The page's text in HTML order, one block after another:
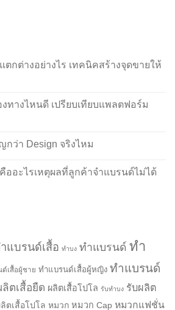
ตกต่างอย่างไร เทคนิคสร้างจุดขายให้
ทางไหนดี เปรียบเทียบแพลตฟอร์ม
กว่า Design จริงไหม
คืออะไรเหตุผลที่ลูกค้าจำแบรนด์ไม่ได้
แบรนด์เสื้อ ทำบง ทำแบรนด์ ทำ
เสื้อผู้ชาย ทำแบรนด์เสื้อผู้หญิง ทำแบรนด์
ลิตเสื้อยืด ผลิตเสื้อโปโล รับทำบง รับผลิต
ตเสื้อโปโล หมวก หมวก Cap หมวกแฟชั่น